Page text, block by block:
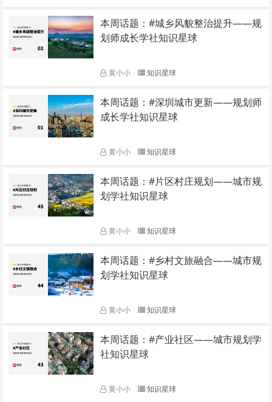
本周话题：#城乡风貌整治提升——规
划师成长学社知识星球
黄小小 知识星球
本周话题：#深圳城市更新——规划师
成长学社知识星球
黄小小 知识星球
本周话题：#片区村庄规划——城市规
划学社知识星球
黄小小 知识星球
本周话题：#乡村文旅融合——城市规
划学社知识星球
黄小小 知识星球
本周话题：#产业社区——城市规划学
社知识星球
黄小小 知识星球